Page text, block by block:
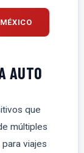
AUTO
que
múltiples
viajes